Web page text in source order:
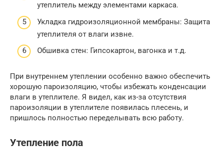
утеплитель между элементами каркаса.
Укладка гидроизоляционной мембраны: Защита
утеплителя от влаги извне.
Обшивка стен: Гипсокартон, вагонка и т.д.
При внутреннем утеплении особенно важно обеспечить
хорошую пароизоляцию, чтобы избежать конденсации
влаги в утеплителе. Я видел, как из-за отсутствия
пароизоляции в утеплителе появилась плесень, и
пришлось полностью переделывать всю работу.
Утепление пола